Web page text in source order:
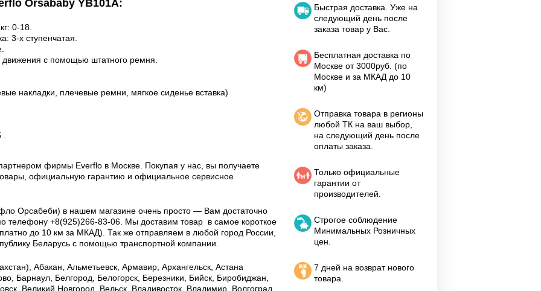
Orsababy YB101A:
0-18.
3-х ступенчатая.
движения с помощью штатного ремня.
накладки, плечевые ремни, мягкое сиденье вставка)
фирмы Everflo в Москве. Покупая у нас, вы получаете
официальную гарантию и официальное сервисное
Орсабеби) в нашем магазине очень просто — Вам достаточно
телефону +8(925)266-83-06. Мы доставим товар в самое короткое
до 10 км за МКАД). Так же отправляем в любой город России,
Беларусь с помощью транспортной компании.
Абакан, Альметьевск, Армавир, Архангельск, Астана
Барнаул, Белгород, Белогорск, Березники, Бийск, Биробиджан,
Великий Новгород, Вельск, Владивосток, Владимир, Волгоград,
Быстрая доставка. Уже на
следующий день после
заказа товар у Вас.
Бесплатная доставка по
Москве от 3000руб. (по
Москве и за МКАД до 10
км)
Отправка товара в регионы
любой ТК на ваш выбор,
на следующий день после
оплаты заказа.
Только официальные
гарантии от
производителей.
Строгое соблюдение
Минимальных Розничных
цен.
7 дней на возврат нового
товара.